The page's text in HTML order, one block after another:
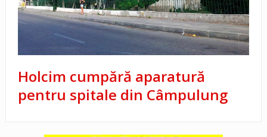
Holcim cumpără aparatură
pentru spitale din Câmpulung